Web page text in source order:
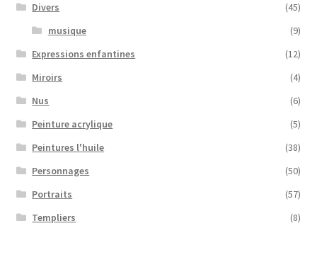
Divers
(45)
musique
(9)
Expressions enfantines
(12)
Miroirs
(4)
Nus
(6)
Peinture acrylique
(5)
Peintures l'huile
(38)
Personnages
(50)
Portraits
(57)
Templiers
(8)